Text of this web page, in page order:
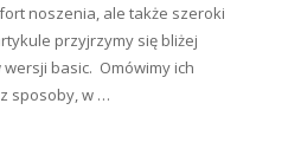
noszenia, ale także szeroki
przyjrzymy się bliżej
basic. Omówimy ich
sposoby, w …